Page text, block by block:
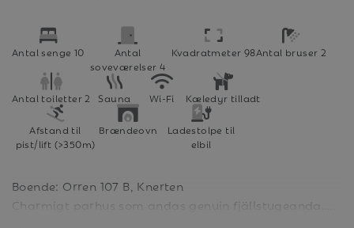
Antal senge 10
Antal
soveværelser 4
Kvadratmeter 98Antal bruser 2
Antal toiletter 2 Sauna Wi-Fi
Kæledyr tilladt
Afstand til
pist/lift (>350m)
Brændeovn
Ladestolpe til
elbil
Boende: Orren 107 B, Knerten
Charmigt parhus som andas genuin fjällstugeanda.